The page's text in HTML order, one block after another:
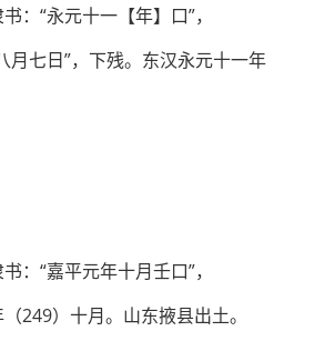
：“永元六年太岁在午”，东汉永元六
：“永元十一【年】口”，
月七日”，下残。东汉永元十一年